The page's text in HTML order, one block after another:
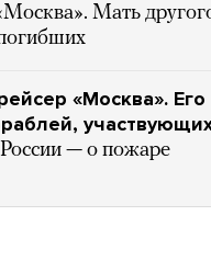
Мать
«Москва». Его
— о пожаре